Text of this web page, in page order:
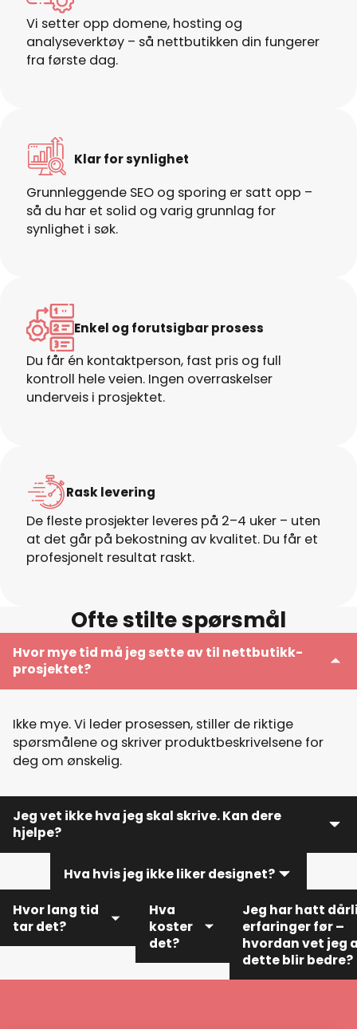
Vi setter opp domene, hosting og
analyseverktøy – så nettbutikken din fungerer
fra første dag.
Klar for synlighet
Grunnleggende SEO og sporing er satt opp –
så du har et solid og varig grunnlag for
synlighet i søk.
Enkel og forutsigbar prosess
Du får én kontaktperson, fast pris og full
kontroll hele veien. Ingen overraskelser
underveis i prosjektet.
Rask levering
De fleste prosjekter leveres på 2–4 uker – uten
at det går på bekostning av kvalitet. Du får et
profesjonelt resultat raskt.
Ofte stilte spørsmål
Hvor mye tid må jeg sette av til nettbutikk-
prosjektet?
Ikke mye. Vi leder prosessen, stiller de riktige
spørsmålene og skriver produktbeskrivelsene for
deg om ønskelig.
Jeg vet ikke hva jeg skal skrive. Kan dere
hjelpe?
Ja! Vi skriver all alle produktbeskrivelsene for deg
om ønskelig. Du slipper å skrive noe selv.
Hva hvis jeg ikke liker designet?
Du får alltid utkast du kan gi tilbakemeldinger på. Vi
jobber tett sammen og justerer til du er fornøyd.
Hvor lang tid
tar det?
Vanlig
Hva
koster
det?
Jeg har hatt
erfaringer før –
hvordan vet jeg
dette blir bedre?